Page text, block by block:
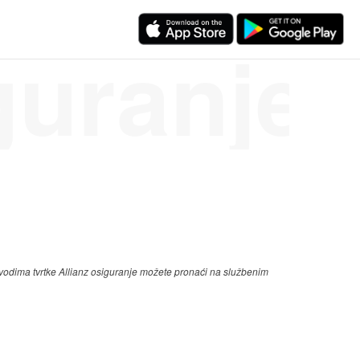
tvrtke Allianz osiguranje možete pronaći na službenim